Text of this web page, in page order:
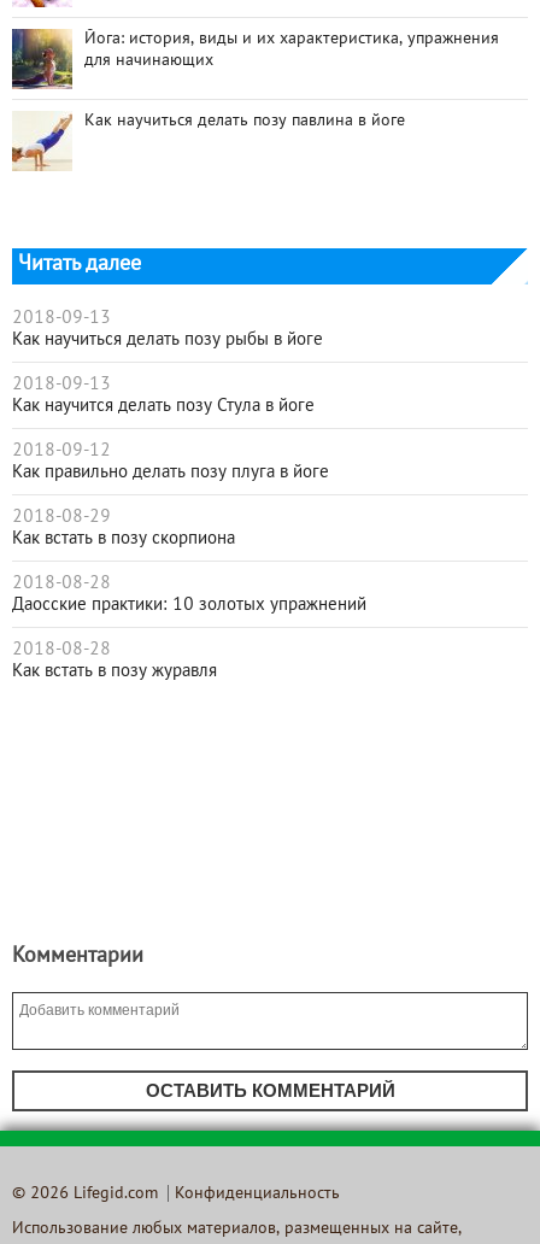
Йога: история, виды и их характеристика, упражнения
для начинающих
Как научиться делать позу павлина в йоге
Читать далее
2018-09-13
Как научиться делать позу рыбы в йоге
2018-09-13
Как научится делать позу Стула в йоге
2018-09-12
Как правильно делать позу плуга в йоге
2018-08-29
Как встать в позу скорпиона
2018-08-28
Даосские практики: 10 золотых упражнений
2018-08-28
Как встать в позу журавля
Комментарии
ОСТАВИТЬ КОММЕНТАРИЙ
© 2026 Lifegid.com Конфиденциальность
Использование любых материалов, размещенных на сайте,